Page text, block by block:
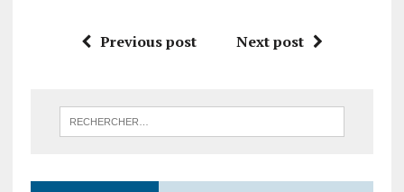
Previous post Next post